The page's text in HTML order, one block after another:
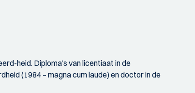
heid. Diploma’s van licentiaat in de
(1984 – magna cum laude) en doctor in de